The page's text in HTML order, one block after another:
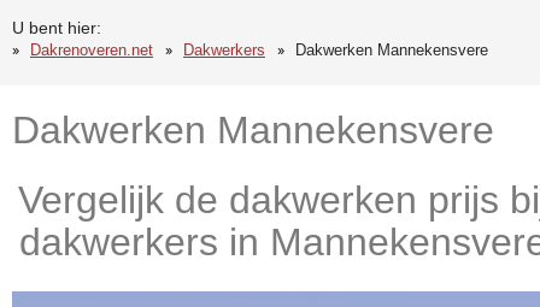
U bent hier:
Dakrenoveren.net
Dakwerkers Dakwerken Mannekensvere
Dakwerken Mannekensvere
Vergelijk de dakwerken prijs
dakwerkers in